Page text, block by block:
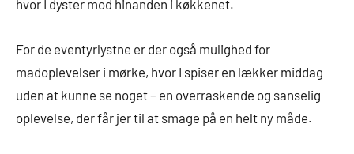
hvor I dyster mod hinanden i køkkenet.
For de eventyrlystne er der også mulighed for
madoplevelser i mørke, hvor I spiser en lækker middag
uden at kunne se noget – en overraskende og sanselig
oplevelse, der får jer til at smage på en helt ny måde.